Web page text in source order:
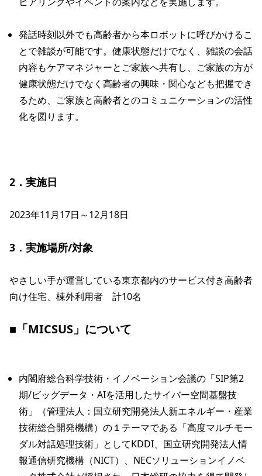
発話時刻以外でも高齢者から本ロボットに呼びかけるこ
とで雑談が可能です。健康状態だけでなく、雑談の会話
内容もケアマネジャーとご家族へ共有し、ご家族の方が
健康状態だけでなく高齢者の興味・関心なども把握でき
るため、ご家族と高齢者とのコミュニケーションの活性
化を図ります。
2．実施日
2023年11月17日～12月18日
3．実施場所/対象
やさしい手が運営している東京都内のサービス付き高齢者
向け住宅、棟外利用者　計10名
■「MICSUS」について
内閣府総合科学技術・イノベーション会議の「SIP第2
期/ビッグデータ・AIを活用したサイバー空間基盤技
術」（管理法人：国立研究開発法人新エネルギー・産業
技術総合開発機構）の１テーマである「高度マルチモー
ダル対話処理技術」としてKDDI、国立研究開発法人情
報通信研究機構（NICT）、NECソリューションイノベ